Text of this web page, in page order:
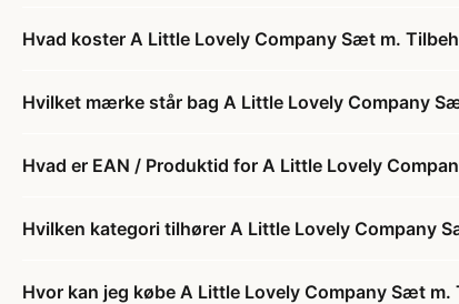
Hvad koster A Little Lovely Company Sæt m.
Hvilket mærke står bag A Little Lovely Company
Hvad er EAN / Produktid for A Little Lovely
Hvilken kategori tilhører A Little Lovely Company
Hvor kan jeg købe A Little Lovely Company Sæt